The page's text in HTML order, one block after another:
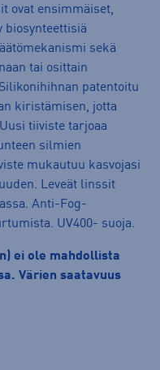
ovat ensimmäiset,
biosynteettisiä
sekä
tai osittain
patentoitu
kiristämisen, jotta
tiiviste tarjoaa
silmien
mukautuu kasvojasi
Leveät linssit
Anti-Fog-
UV400- suoja.
ei ole mahdollista
Värien saatavuus